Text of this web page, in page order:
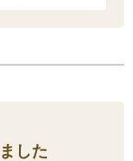
した